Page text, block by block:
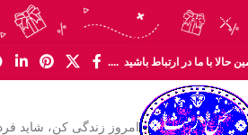
Skip to navigation
Skip to main content
حالا با ما در ارتباط باشید ....
امروز زندگی کن، شاید